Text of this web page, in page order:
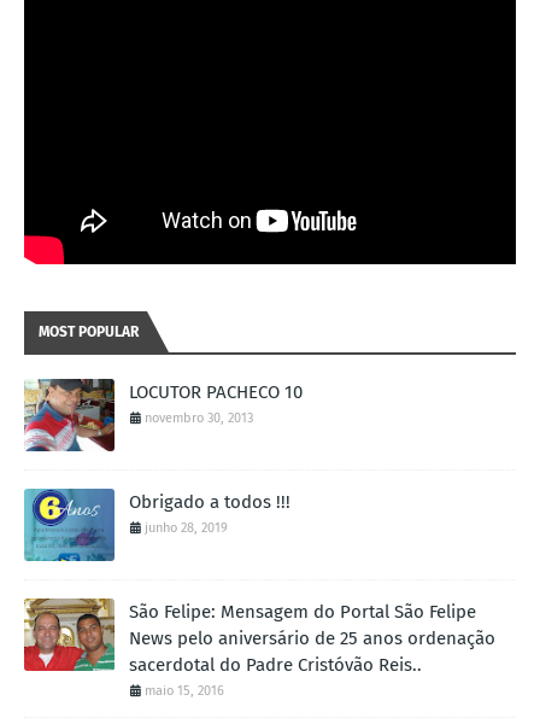
MOST POPULAR
LOCUTOR PACHECO 10
novembro 30, 2013
Obrigado a todos !!!
junho 28, 2019
São Felipe: Mensagem do Portal São Felipe
News pelo aniversário de 25 anos ordenação
sacerdotal do Padre Cristóvão Reis..
maio 15, 2016